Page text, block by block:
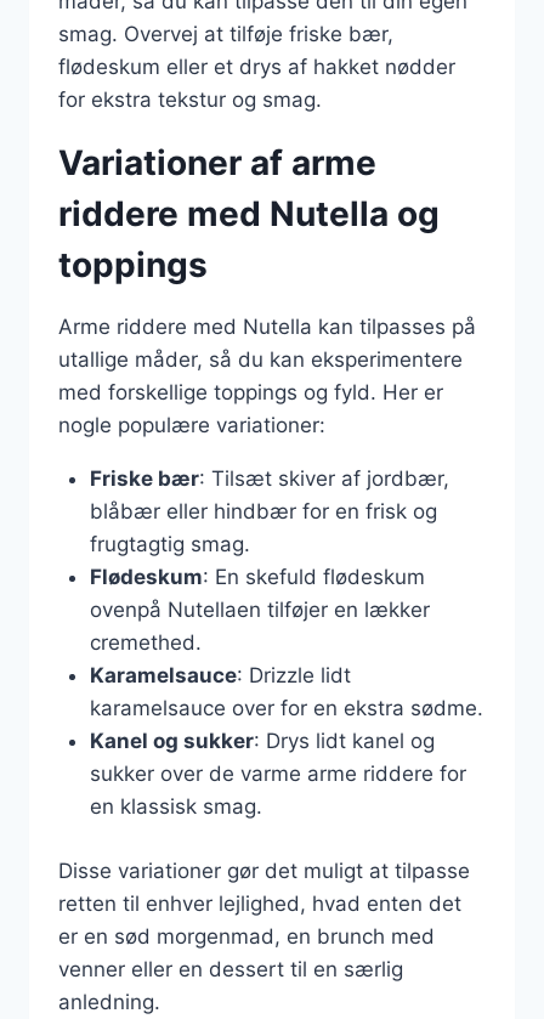
smag. Overvej at tilføje friske bær,
flødeskum eller et drys af hakket nødder
for ekstra tekstur og smag.
Variationer af arme
riddere med Nutella og
toppings
Arme riddere med Nutella kan tilpasses på
utallige måder, så du kan eksperimentere
med forskellige toppings og fyld. Her er
nogle populære variationer:
Friske bær: Tilsæt skiver af jordbær,
blåbær eller hindbær for en frisk og
frugtagtig smag.
Flødeskum: En skefuld flødeskum
ovenpå Nutellaen tilføjer en lækker
cremethed.
Karamelsauce: Drizzle lidt
karamelsauce over for en ekstra sødme.
Kanel og sukker: Drys lidt kanel og
sukker over de varme arme riddere for
en klassisk smag.
Disse variationer gør det muligt at tilpasse
retten til enhver lejlighed, hvad enten det
er en sød morgenmad, en brunch med
venner eller en dessert til en særlig
anledning.